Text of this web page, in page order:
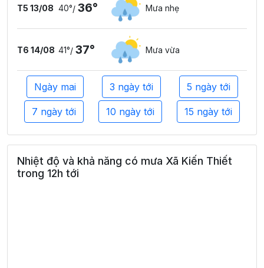
T5 13/08 40°/ 36° Mưa nhẹ
T6 14/08 41°/ 37° Mưa vừa
Ngày mai 3 ngày tới 5 ngày tới
7 ngày tới 10 ngày tới 15 ngày tới
Nhiệt độ và khả năng có mưa Xã Kiến Thiết
trong 12h tới